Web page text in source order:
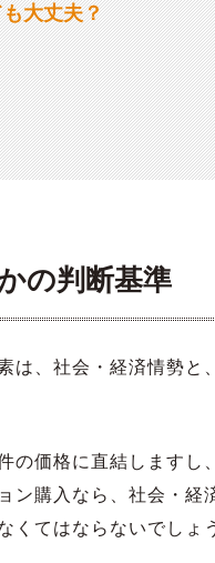
大丈夫？
の判断基準
は、社会・経済情勢と
の価格に直結しますし
ン購入なら、社会・経
くてはならないでしょ